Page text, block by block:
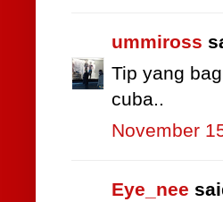
ummiross
Tip yang
cuba..
November
Eye_nee